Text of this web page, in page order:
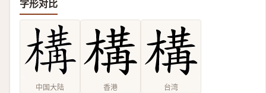
字形对比
中国大陆 香港 台湾